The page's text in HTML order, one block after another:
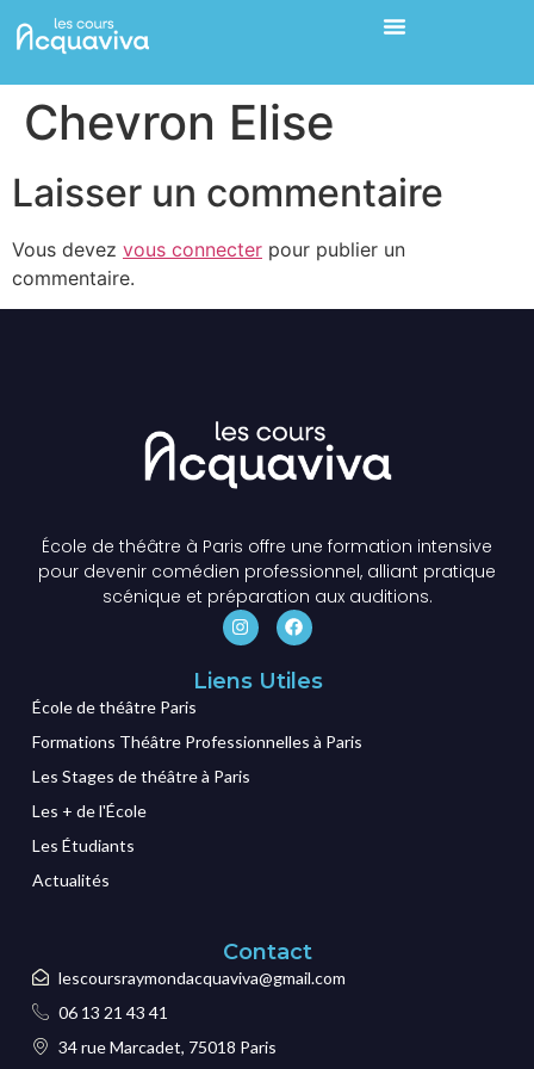
Chevron Elise
Laisser un commentaire
Vous devez vous connecter pour publier un
commentaire.
École de théâtre à Paris offre une formation intensive
pour devenir comédien professionnel, alliant pratique
scénique et préparation aux auditions.
Liens Utiles
École de théâtre Paris
Formations Théâtre Professionnelles à Paris
Les Stages de théâtre à Paris
Les + de l'École
Les Étudiants
Actualités
Contact
lescoursraymondacquaviva@gmail.com
06 13 21 43 41
34 rue Marcadet, 75018 Paris